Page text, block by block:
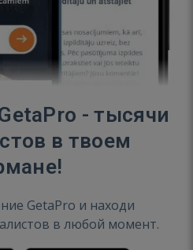
- тысячи
в твоем
GetaPro и находи
в любой момент.